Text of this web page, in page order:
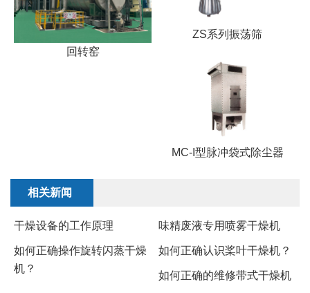
回转窑
ZS系列振荡筛
MC-I型脉冲袋式除尘器
相关新闻
干燥设备的工作原理 味精废液专用喷雾干燥机
如何正确操作旋转闪蒸干燥
机？
如何正确认识桨叶干燥机？
​如何正确的维修带式干燥机